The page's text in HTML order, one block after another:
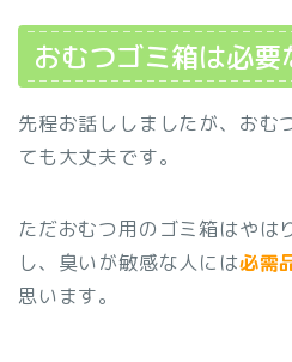
おむつゴミ箱は必要
先程お話ししましたが、おむ
ても大丈夫です。
ただおむつ用のゴミ箱はやは
し、臭いが敏感な人には必需
思います。